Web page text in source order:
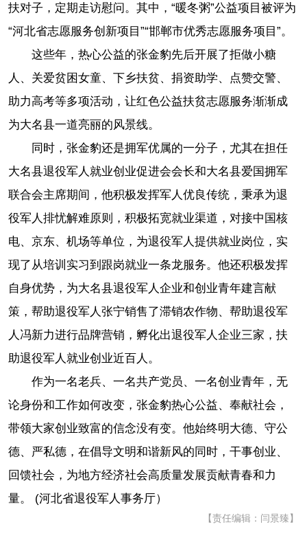
扶对子，定期走访慰问。其中，“暖冬粥”公益项目被评为
“河北省志愿服务创新项目”“邯郸市优秀志愿服务项目”。
这些年，热心公益的张金豹先后开展了拒做小糖
人、关爱贫困女童、下乡扶贫、捐资助学、点赞交警、
助力高考等多项活动，让红色公益扶贫志愿服务渐渐成
为大名县一道亮丽的风景线。
同时，张金豹还是拥军优属的一分子，尤其在担任
大名县退役军人就业创业促进会会长和大名县爱国拥军
联合会主席期间，他积极发挥军人优良传统，秉承为退
役军人排忧解难原则，积极拓宽就业渠道，对接中国核
电、京东、机场等单位，为退役军人提供就业岗位，实
现了从培训实习到跟岗就业一条龙服务。他还积极发挥
自身优势，为大名县退役军人企业和创业青年建言献
策，帮助退役军人张宁销售了滞销农作物、帮助退役军
人冯新力进行品牌营销，孵化出退役军人企业三家，扶
助退役军人就业创业近百人。
作为一名老兵、一名共产党员、一名创业青年，无
论身份和工作如何改变，张金豹热心公益、奉献社会，
带领大家创业致富的信念没有变。他始终明大德、守公
德、严私德，在倡导文明和谐新风的同时，干事创业、
回馈社会，为地方经济社会高质量发展贡献青春和力
量。 (河北省退役军人事务厅）
【责任编辑：闫景臻】